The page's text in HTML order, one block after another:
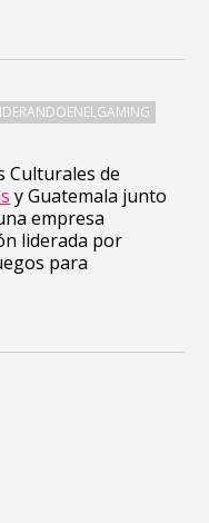
Culturales de
y Guatemala junto
empresa
liderada por
para